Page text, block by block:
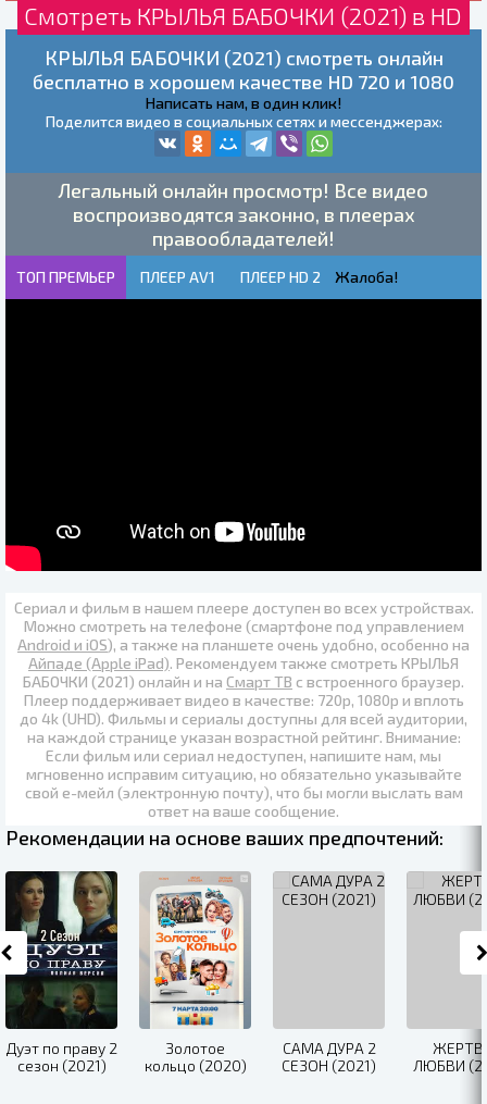
Смотреть КРЫЛЬЯ БАБОЧКИ (2021) в HD
КРЫЛЬЯ БАБОЧКИ (2021) смотреть онлайн
бесплатно в хорошем качестве HD 720 и 1080
Написать нам, в один клик!
Поделится видео в социальных сетях и мессенджерах:
Легальный онлайн просмотр! Все видео
воспроизводятся законно, в плеерах
правообладателей!
ТОП ПРЕМЬЕР ПЛЕЕР AV1 ПЛЕЕР HD 2 Жалоба!
Сериал и фильм в нашем плеере доступен во всех устройствах.
Можно смотреть на телефоне (смартфоне под управлением
Android и iOS), а также на планшете очень удобно, особенно на
Айпаде (Apple iPad). Рекомендуем также смотреть КРЫЛЬЯ
БАБОЧКИ (2021) онлайн и на Смарт ТВ с встроенного браузер.
Плеер поддерживает видео в качестве: 720p, 1080p и вплоть
до 4k (UHD). Фильмы и сериалы доступны для всей аудитории,
на каждой странице указан возрастной рейтинг. Внимание:
Если фильм или сериал недоступен, напишите нам, мы
мгновенно исправим ситуацию, но обязательно указывайте
свой е-мейл (электронную почту), что бы могли выслать вам
ответ на ваше сообщение.
Рекомендации на основе ваших предпочтений:
Дуэт по праву 2
сезон (2021)
Золотое
кольцо (2020)
САМА ДУРА 2
СЕЗОН (2021)
ЛЮБВИ